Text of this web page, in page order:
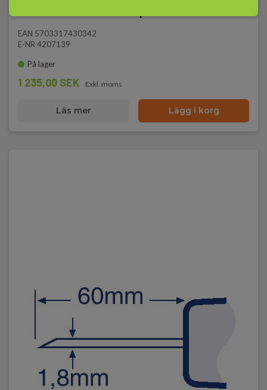
EAN 5703317430342
E-NR 4207139
På lager
1 235,00 SEK Exkl. moms
Läs mer Lägg i korg